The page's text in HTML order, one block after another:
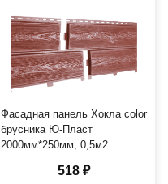
Фасадная панель Хокла color
брусника Ю-Пласт
2000мм*250мм, 0,5м2
518 ₽